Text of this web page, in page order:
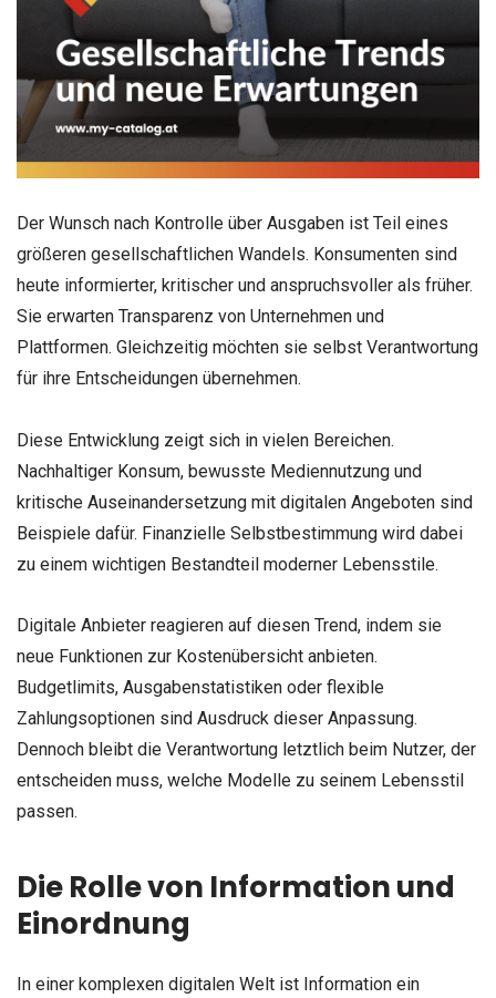
Der Wunsch nach Kontrolle über Ausgaben ist Teil eines
größeren gesellschaftlichen Wandels. Konsumenten sind
heute informierter, kritischer und anspruchsvoller als früher.
Sie erwarten Transparenz von Unternehmen und
Plattformen. Gleichzeitig möchten sie selbst Verantwortung
für ihre Entscheidungen übernehmen.
Diese Entwicklung zeigt sich in vielen Bereichen.
Nachhaltiger Konsum, bewusste Mediennutzung und
kritische Auseinandersetzung mit digitalen Angeboten sind
Beispiele dafür. Finanzielle Selbstbestimmung wird dabei
zu einem wichtigen Bestandteil moderner Lebensstile.
Digitale Anbieter reagieren auf diesen Trend, indem sie
neue Funktionen zur Kostenübersicht anbieten.
Budgetlimits, Ausgabenstatistiken oder flexible
Zahlungsoptionen sind Ausdruck dieser Anpassung.
Dennoch bleibt die Verantwortung letztlich beim Nutzer, der
entscheiden muss, welche Modelle zu seinem Lebensstil
passen.
Die Rolle von Information und
Einordnung
In einer komplexen digitalen Welt ist Information ein